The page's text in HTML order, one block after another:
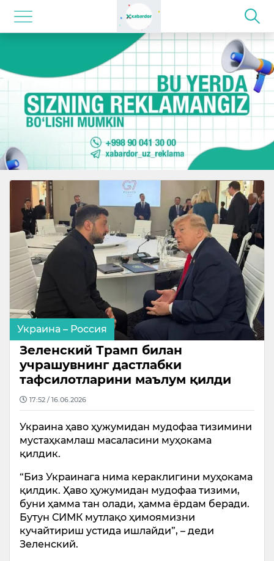
Украина – Россия
Зеленский Трамп билан
учрашувнинг дастлабки
тафсилотларини маълум қилди
17:52 / 16.06.2026
Украина ҳаво ҳужумидан мудофаа тизимини
мустаҳкамлаш масаласини муҳокама
қилдик.
“Биз Украинага нима кераклигини муҳокама
қилдик. Ҳаво ҳужумидан мудофаа тизими,
буни ҳамма тан олади, ҳамма ёрдам беради.
Бутун СИМК мутлақо ҳимоямизни
кучайтириш устида ишлайди”, – деди
Зеленский.